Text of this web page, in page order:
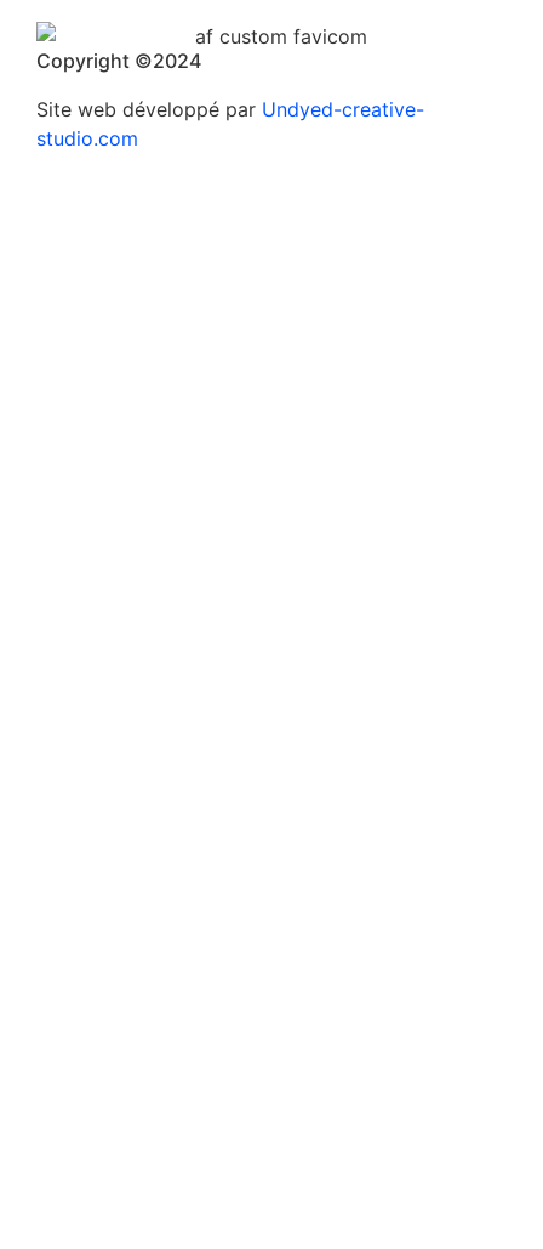
Copyright ©2024
Site web développé par Undyed-creative-
studio.com